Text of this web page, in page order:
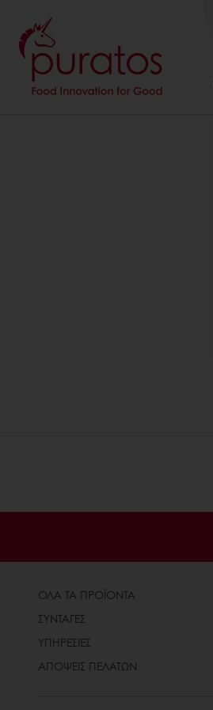
ΟΛΑ ΤΑ ΠΡΟΪΟΝΤΑ
ΣΥΝΤΑΓΕΣ
ΥΠΗΡΕΣΙΕΣ
ΑΠΟΨΕΙΣ ΠΕΛΑΤΩΝ